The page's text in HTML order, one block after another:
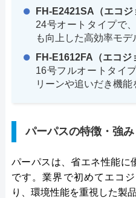
FH-E2421SA（エコジ
24号オートタイプで
も向上した高効率モデ
FH-E1612FA（エコジ
16号フルオートタイ
リーンや追いだき機能
パーパスの特徴・強み
パーパスは、省エネ性能に
です。業界で初めてエコ
り、環境性能を重視した製